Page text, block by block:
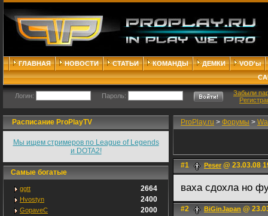
ГЛАВНАЯ НОВОСТИ СТАТЬИ КОМАНДЫ ДЕМКИ
VOD'ы
Логин: Пароль:
Забыли
Расписание ProPlayTV
Мы ищем стримеров по League of Legends
и DOTA2!
Самые богатые
ggtt 2664
Hvostyn 2400
GopaveC 2000
ProPlay.ru > Форумы >
#1 Peser @ 23.03.08
ваха сдохла но
#2 BiGinJapan @